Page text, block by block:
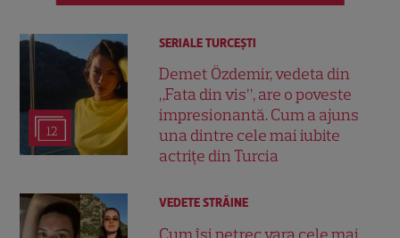
12
SERIALE TURCEŞTI
Demet Özdemir, vedeta din
„Fata din vis”, are o poveste
impresionantă. Cum a ajuns
una dintre cele mai iubite
actrițe din Turcia
VEDETE STRĂINE